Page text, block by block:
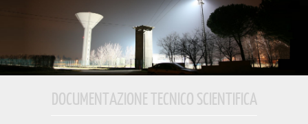
DOCUMENTAZIONE TECNICO SCIENTIFICA